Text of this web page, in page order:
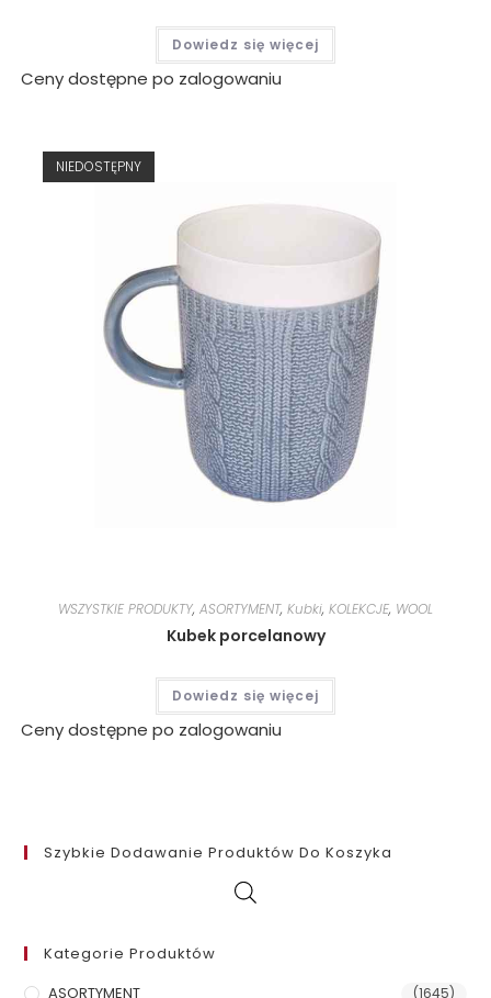
Dowiedz się więcej
Ceny dostępne po zalogowaniu
NIEDOSTĘPNY
WSZYSTKIE PRODUKTY, ASORTYMENT, Kubki, KOLEKCJE, WOOL
Kubek porcelanowy
Dowiedz się więcej
Ceny dostępne po zalogowaniu
Szybkie Dodawanie Produktów Do Koszyka
Kategorie Produktów
ASORTYMENT
(1645)